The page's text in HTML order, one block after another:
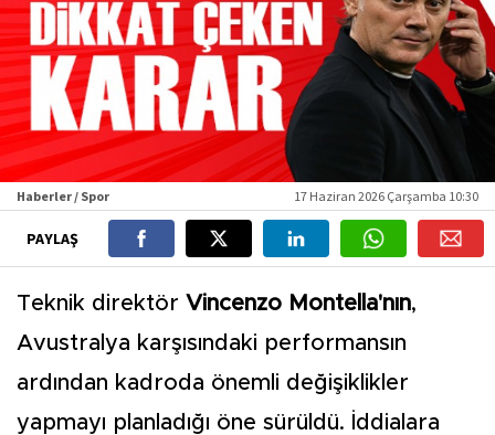
Haberler / Spor 17 Haziran 2026 Çarşamba 10:30
PAYLAŞ
Teknik direktör Vincenzo Montella'nın,
Avustralya karşısındaki performansın
ardından kadroda önemli değişiklikler
yapmayı planladığı öne sürüldü. İddialara